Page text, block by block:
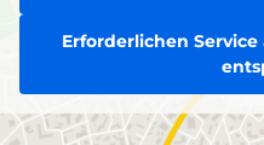
Erforderlichen